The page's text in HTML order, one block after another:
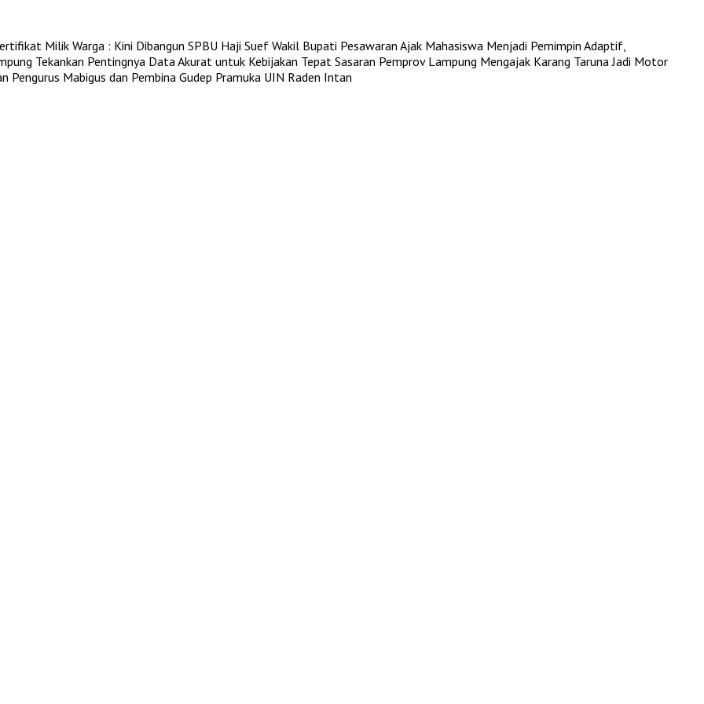
Milik Warga : Kini Dibangun SPBU Haji Suef Wakil Bupati Pesawaran Ajak Mahasiswa Menjadi Pemimpin Adaptif,
Tekankan Pentingnya Data Akurat untuk Kebijakan Tepat Sasaran Pemprov Lampung Mengajak Karang Taruna Jadi Motor
Pengurus Mabigus dan Pembina Gudep Pramuka UIN Raden Intan